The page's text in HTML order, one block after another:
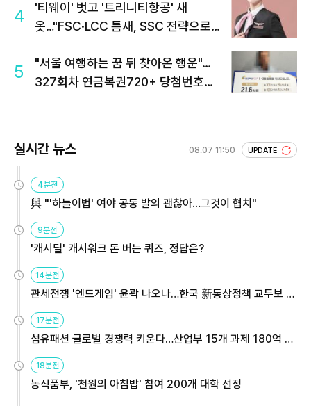
4
'티웨이' 벗고 '트리니티항공' 새
옷…"FSC·LCC 틈새, SSC 전략으로
5
"서울 여행하는 꿈 뒤 찾아온 행운"…
327회차 연금복권720+ 당첨번호조
실시간 뉴스 08.07 11:50 UPDATE
4분전
與 "'하늘이법' 여야 공동 발의 괜찮아…그것이 협치"
9분전
'캐시딜' 캐시워크 돈 버는 퀴즈, 정답은?
14분전
관세전쟁 '엔드게임' 윤곽 나오나…한국 新통상정책 교두보 활
용해야
17분전
섬유패션 글로벌 경쟁력 키운다…산업부 15개 과제 180억 지
원
18분전
농식품부, '천원의 아침밥' 참여 200개 대학 선정